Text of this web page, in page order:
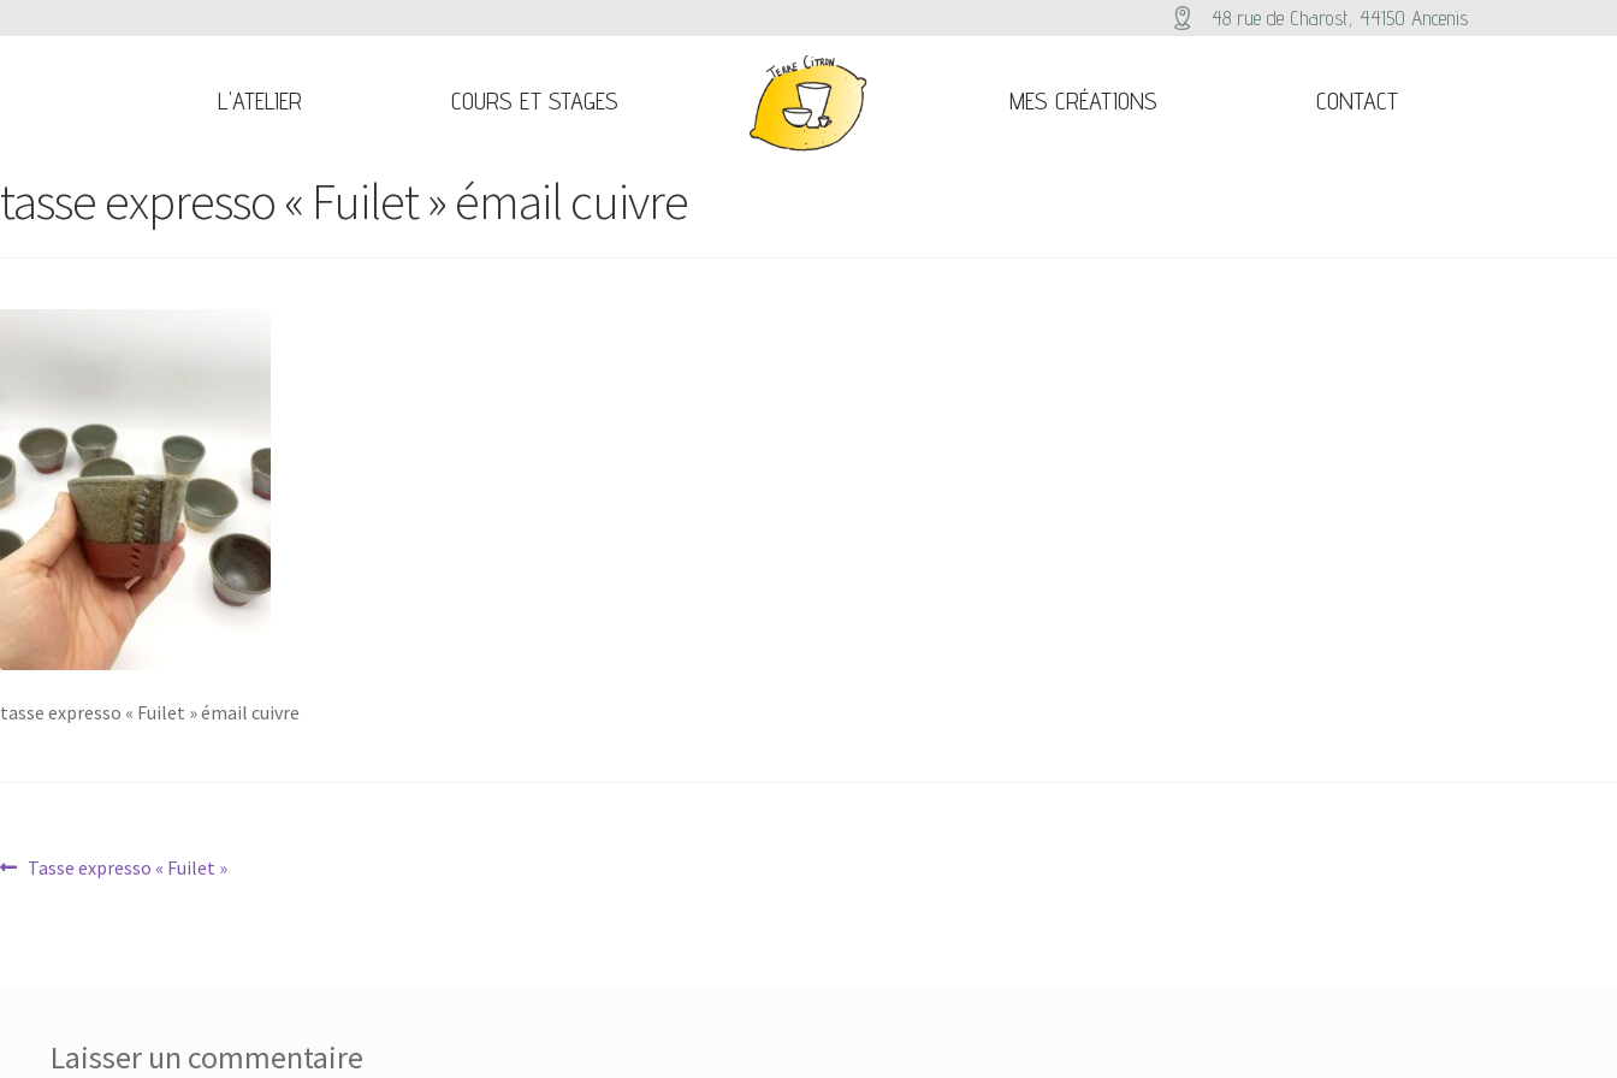
48 rue de Charost, 44150 Ancenis
L'ATELIER COURS ET STAGES MES CRÉATIONS CONTACT
tasse expresso « Fuilet » émail cuivre
tasse expresso « Fuilet » émail cuivre
Tasse expresso « Fuilet »
Laisser un commentaire